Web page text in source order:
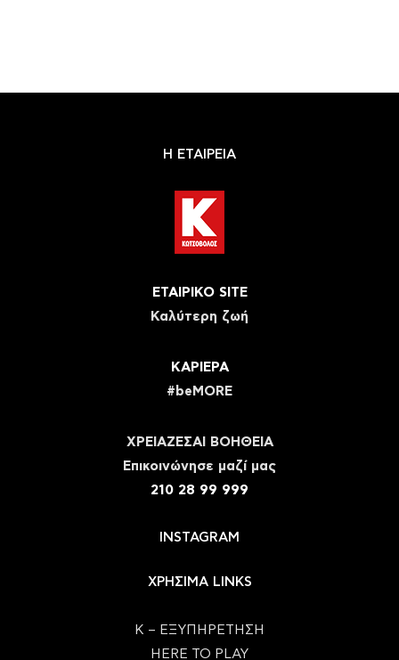
Η ΕΤΑΙΡΕΙΑ
ΕΤΑΙΡΙΚΟ SITE
Καλύτερη ζωή
ΚΑΡΙΕΡΑ
#beMORE
ΧΡΕΙΑΖΕΣΑΙ ΒΟΗΘΕΙΑ
Eπικοινώνησε μαζί μας
210 28 99 999
INSTAGRAM
ΧΡΗΣΙΜΑ LINKS
Κ – ΕΞΥΠΗΡΕΤΗΣΗ
HERE TO PLAY